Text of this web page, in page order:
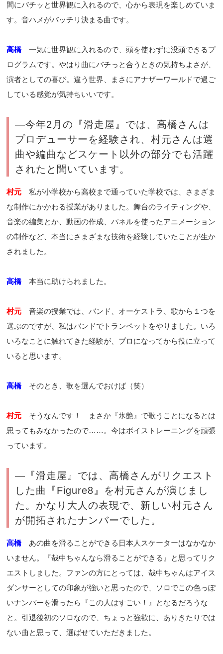
間にバチッと世界観に入れるので、心から表現を楽しめていま
す。音ハメがバッチリ決まる曲です。
高橋 一気に世界観に入れるので、頭を使わずに没頭できるプ
ログラムです。やはり曲にバチっと合うときの気持ちよさが、
演者としての喜び。違う世界、まさにアナザーワールドで過ご
している感覚が気持ちいいです。
―今年2月の『滑走屋』では、高橋さんは
プロデューサーを経験され、村元さんは選
曲や編曲などスケート以外の部分でも活躍
されたと聞いています。
村元 私が小学校から高校まで通っていた学校では、さまざま
な制作にかかわる授業がありました。舞台のライティングや、
音楽の編集とか、動画の作成、パネルを使ったアニメーション
の制作など、本当にさまざまな技術を経験していたことが生か
されました。
高橋 本当に助けられました。
村元 音楽の授業では、バンド、オーケストラ、歌から１つを
選ぶのですが、私はバンドでトランペットをやりました。いろ
いろなことに触れてきた経験が、プロになってから役に立って
いると思います。
高橋 そのとき、歌を選んでおけば（笑）
村元 そうなんです！ まさか『氷艶』で歌うことになるとは
思ってもみなかったので……。今はボイストレーニングを頑張
っています。
―『滑走屋』では、高橋さんがリクエスト
した曲『Figure8』を村元さんが演じまし
た。かなり大人の表現で、新しい村元さん
が開拓されたナンバーでした。
高橋 あの曲を滑ることができる日本人スケーターはなかなか
いません。『哉中ちゃんなら滑ることができる』と思ってリク
エストしました。ファンの方にとっては、哉中ちゃんはアイス
ダンサーとしての印象が強いと思ったので、ソロでこの色っぽ
いナンバーを滑ったら『この人はすごい！』となるだろうな
と。引退後初のソロなので、ちょっと強欲に、ありきたりでは
ない曲と思って、選ばせていただきました。